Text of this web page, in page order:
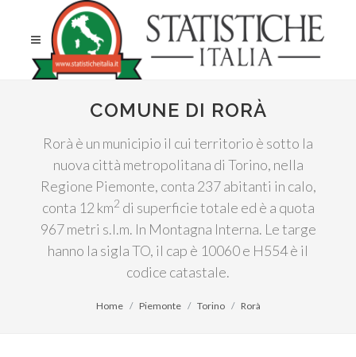
COMUNE DI RORÀ
Rorà è un municipio il cui territorio è sotto la
nuova città metropolitana di Torino, nella
Regione Piemonte, conta 237 abitanti in calo,
conta 12 km2 di superficie totale ed è a quota
967 metri s.l.m. In Montagna Interna. Le targe
hanno la sigla TO, il cap è 10060 e H554 è il
codice catastale.
Home Piemonte Torino Rorà